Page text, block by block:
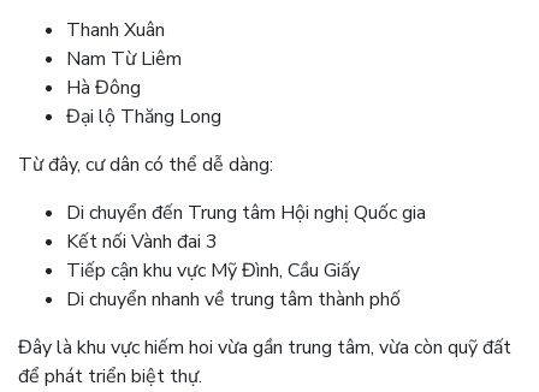
Thanh Xuân
Nam Từ Liêm
Hà Đông
Đại lộ Thăng Long
Từ đây, cư dân có thể dễ dàng:
Di chuyển đến Trung tâm Hội nghị Quốc gia
Kết nối Vành đai 3
Tiếp cận khu vực Mỹ Đình, Cầu Giấy
Di chuyển nhanh về trung tâm thành phố
Đây là khu vực hiếm hoi vừa gần trung tâm, vừa còn quỹ đất
để phát triển biệt thự.